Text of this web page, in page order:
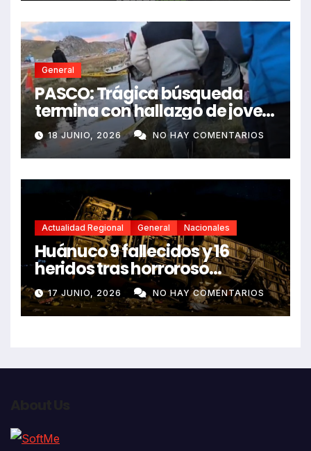
General
PASCO: Trágica búsqueda
termina con hallazgo de joven
sin vida en Rancas
18 JUNIO, 2026 NO HAY COMENTARIOS
Actualidad Regional General Nacionales
Huánuco 9 fallecidos y 16
heridos tras horroroso
despiste de bus Real Chancas
que impactó contra vivienda
17 JUNIO, 2026 NO HAY COMENTARIOS